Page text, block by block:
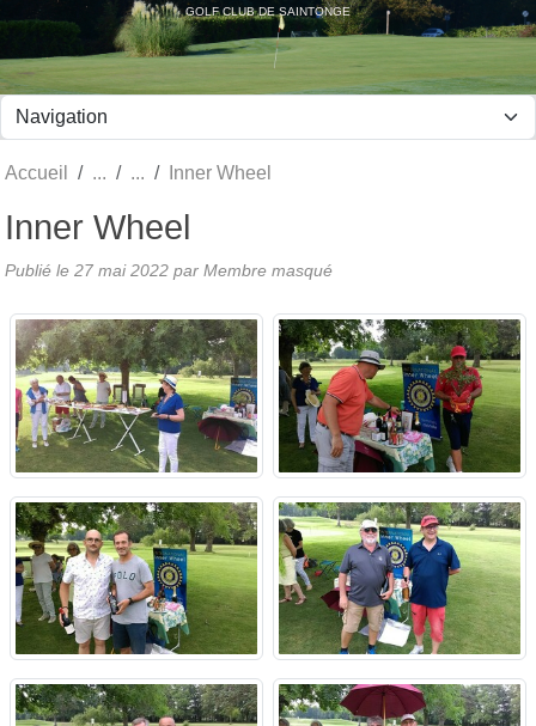
GOLF CLUB DE SAINTONGE
Accueil Inner Wheel
Inner Wheel
Publié le 27 mai 2022 par Membre masqué
Panneau de gestion des cookies